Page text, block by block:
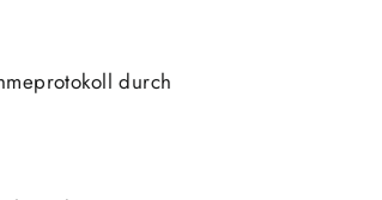
durch